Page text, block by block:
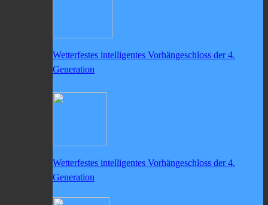
Wetterfestes intelligentes Vorhängeschloss der 4.
Generation
Wetterfestes intelligentes Vorhängeschloss der 4.
Generation